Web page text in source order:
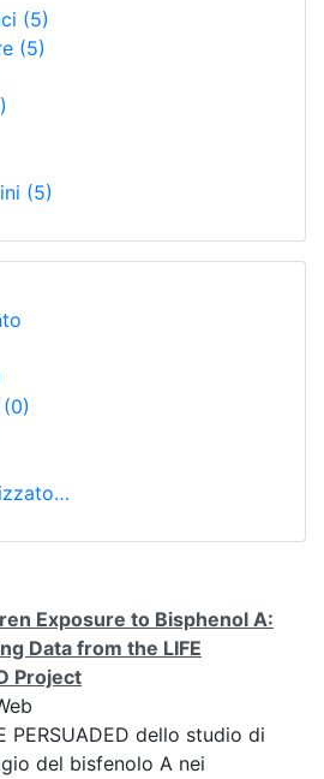
(5)
(5)
(5)
(0)
Exposure to Bisphenol A:
Data from the LIFE
Project
PERSUADED dello studio di
del bisfenolo A nei